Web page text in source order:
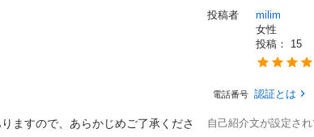
ますので、あらかじめご了承くださ
投稿者
milim
女性
投稿： 15
電話番号 認証とは
自己紹介文が設定さ